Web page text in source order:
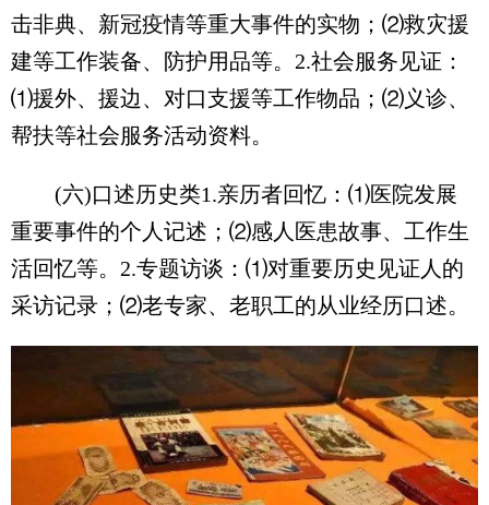
击非典、新冠疫情等重大事件的实物；⑵救灾援
建等工作装备、防护用品等。2.社会服务见证：
⑴援外、援边、对口支援等工作物品；⑵义诊、
帮扶等社会服务活动资料。
(六)口述历史类1.亲历者回忆：⑴医院发展
重要事件的个人记述；⑵感人医患故事、工作生
活回忆等。2.专题访谈：⑴对重要历史见证人的
采访记录；⑵老专家、老职工的从业经历口述。